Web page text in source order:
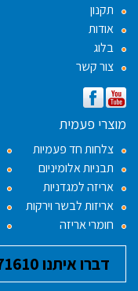
תקנון
אודות
בלוג
צור קשר
מוצרי פעמית
צלחות חד פעמיות
תבניות אלומיניום
אריזה למגדניות
אריזות לבשר וירקות
חומרי אריזה
דברו איתנו 077-9971610